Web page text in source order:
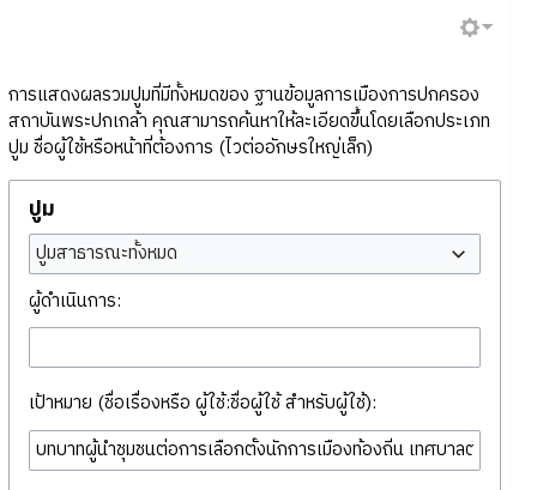
การแสดงผลรวมปูมที่มีทั้งหมดของ ฐานข้อมูลการเมืองการปกครอง
สถาบันพระปกเกล้า คุณสามารถค้นหาให้ละเอียดขึ้นโดยเลือกประเภท
ปูม ชื่อผู้ใช้หรือหน้าที่ต้องการ (ไวต่ออักษรใหญ่เล็ก)
ปูม
ปูมสาธารณะทั้งหมด
ผู้ดำเนินการ:
เป้าหมาย (ชื่อเรื่องหรือ ผู้ใช้:ชื่อผู้ใช้ สำหรับผู้ใช้):